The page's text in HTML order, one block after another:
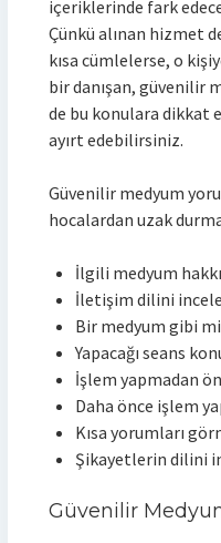
içeriklerinde fark
Çünkü alınan hizmet
kısa cümlelerse, o
bir danışan, güvenilir
de bu konulara dikkat
ayırt edebilirsiniz.
Güvenilir medyum
hocalardan uzak
İlgili medyum
İletişim dilini
Bir medyum gibi
Yapacağı seans
İşlem yapmadan
Daha önce işlem
Kısa yorumları
Şikayetlerin dilini
Güvenilir